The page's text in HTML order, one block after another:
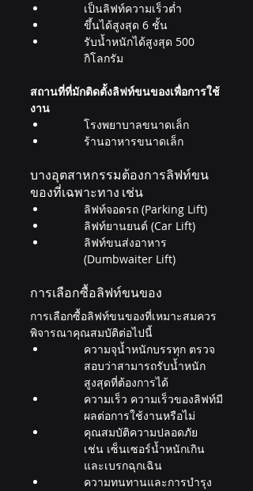
เป็นลิฟท์ความเร็วต่ำ
ขึ้นได้สูงสุด 6 ชั้น
รับน้ำหนักได้สูงสุด 500
กิโลกรัม
สถานที่ที่มักติดตั้งลิฟท์ขนของเพื่อการใช้
งาน
โรงพยาบาลขนาดเล็ก
ร้านอาหารขนาดเล็ก
บางอุตสาหกรรมต้องการลิฟท์ขน
ของที่เฉพาะทาง เช่น
ลิฟท์จอดรถ (Parking Lift)
ลิฟท์ยานยนต์ (Car Lift)
ลิฟท์ขนส่งอาหาร
(Dumbwaiter Lift)
การเลือกซื้อลิฟท์ขนของ
การเลือกซื้อลิฟท์ขนของที่เหมาะสมควร
พิจารณาคุณสมบัติต่อไปนี้
ความจุน้ำหนักบรรทุก ตรวจ
สอบว่าสามารถรับน้ำหนัก
สูงสุดที่ต้องการได้
ความเร็ว ความเร็วของลิฟท์มี
ผลต่อการใช้งานหรือไม่
คุณสมบัติความปลอดภัย
เช่น เซ็นเซอร์น้ำหนักเกิน
และเบรกฉุกเฉิน
ความทนทานและการบำรุง